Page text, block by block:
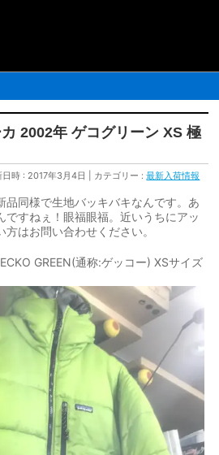
2002年 ゲコグリーン XS 極
日時 : 2017年3月4日 カテゴリー :最新入荷情報
品同様で生地バッキバキなんです。あ
ですねぇ！眼福眼福。近いうちにアッ
はお問い合わせください。
GREEN(通称:ゲッコー) XSサイズ